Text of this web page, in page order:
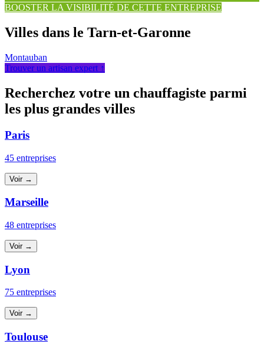
BOOSTER LA VISIBILITÉ DE CETTE ENTREPRISE
Villes dans le Tarn-et-Garonne
Montauban
Trouver un artisan expert ↑
Recherchez votre un chauffagiste parmi
les plus grandes villes
Paris
45 entreprises
Voir →
Marseille
48 entreprises
Voir →
Lyon
75 entreprises
Voir →
Toulouse